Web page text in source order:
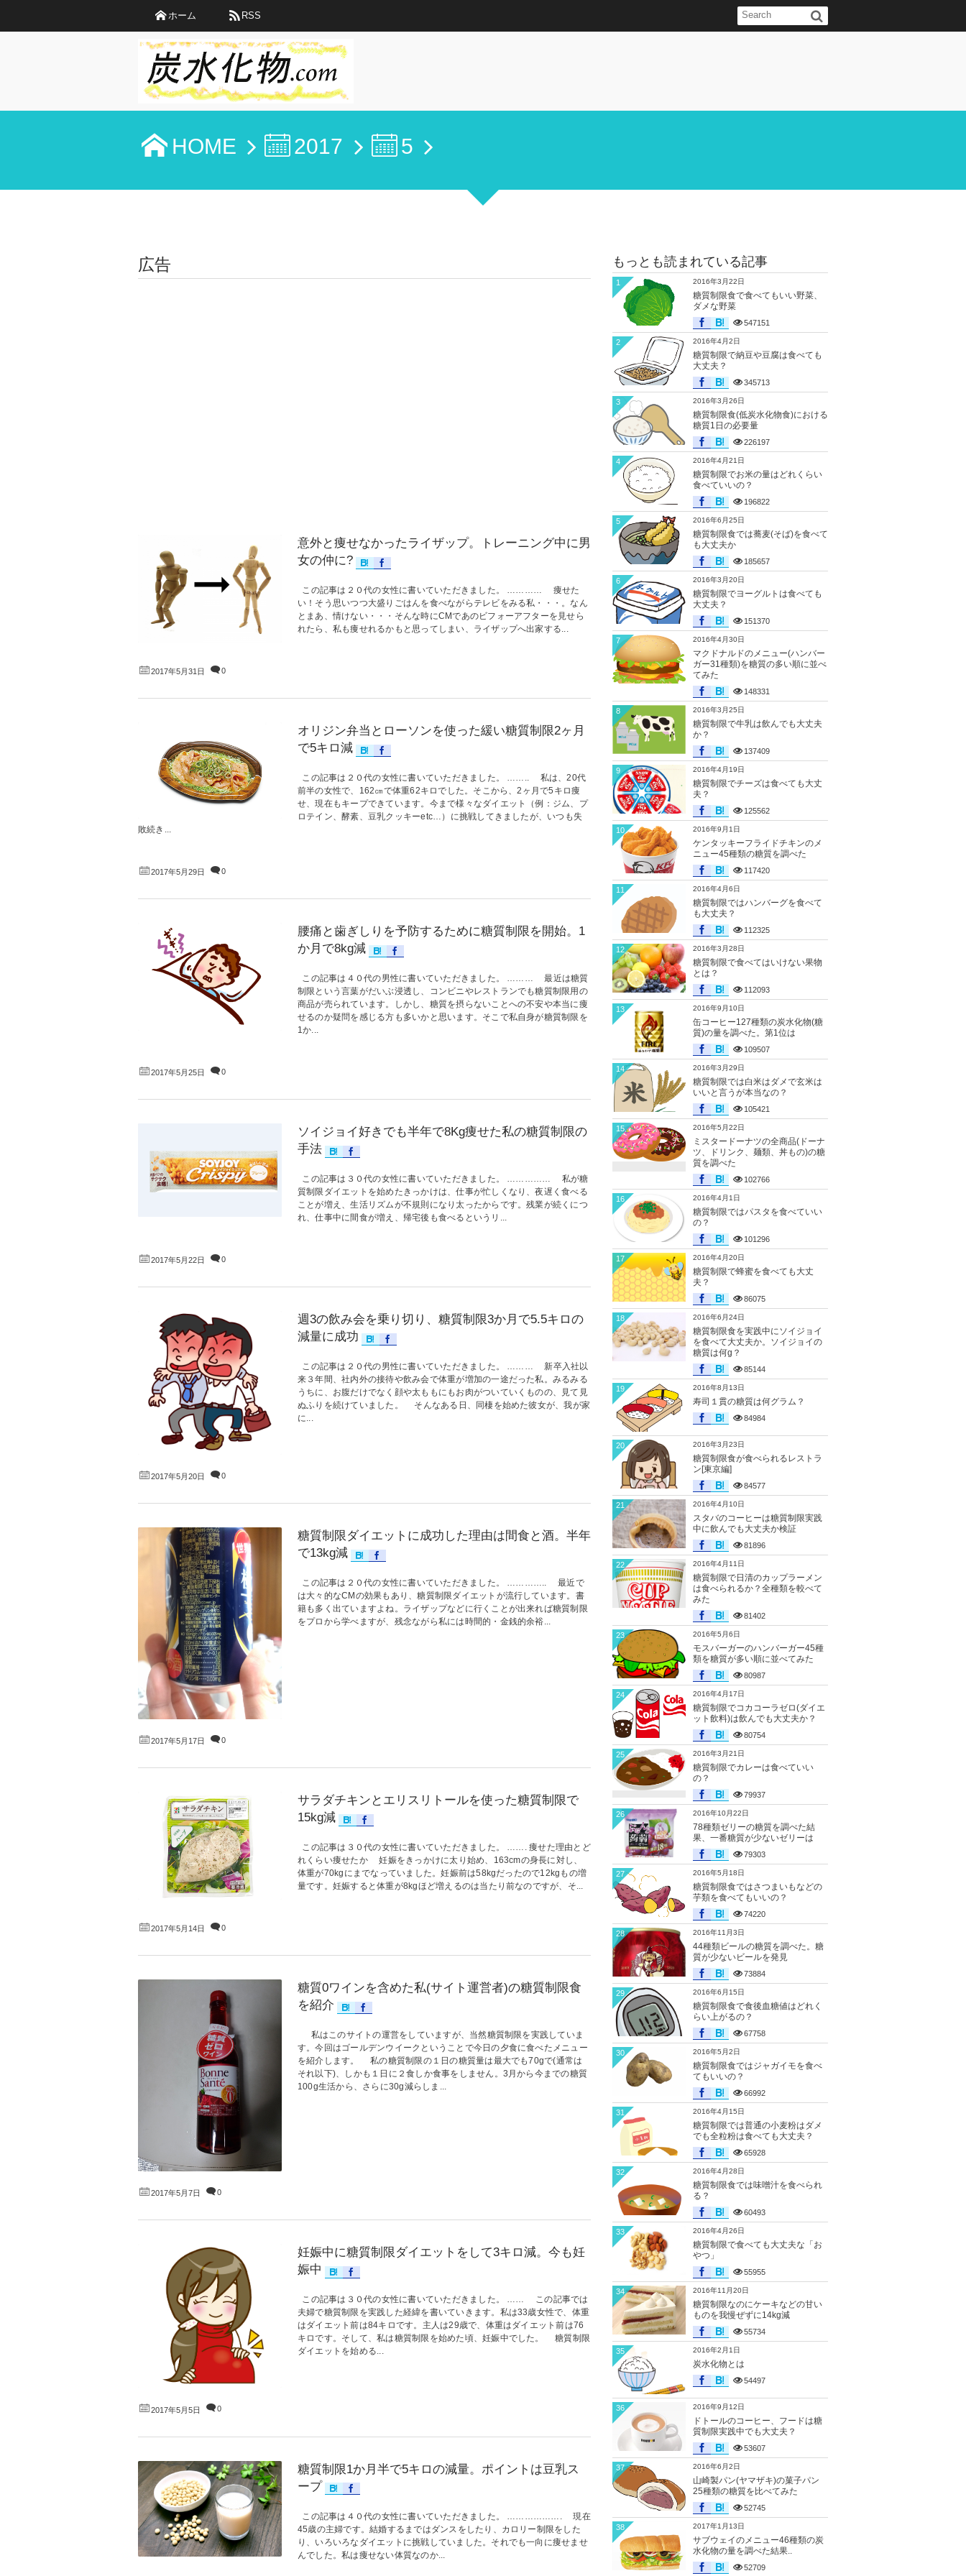
ホーム RSS
HOME 2017 5
広告
意外と痩せなかったライザップ。トレーニング中に男
女の仲に?
この記事は２０代の女性に書いていただきました。 ………… 痩せた
い！そう思いつつ大盛りごはんを食べながらテレビをみる私・・・。なん
とまあ、情けない・・・そんな時にCMであのビフォーアフターを見せら
れたら、私も痩せれるかもと思ってしまい、ライザップへ出家する...
2017年5月31日 0
オリジン弁当とローソンを使った緩い糖質制限2ヶ月
で5キロ減
この記事は２０代の女性に書いていただきました。 …….. 私は、20代
前半の女性で、162㎝で体重62キロでした。そこから、2ヶ月で5キロ痩
せ、現在もキープできています。今まで様々なダイエット（例：ジム、プ
ロテイン、酵素、豆乳クッキーetc…）に挑戦してきましたが、いつも失
敗続き...
2017年5月29日 0
腰痛と歯ぎしりを予防するために糖質制限を開始。1
か月で8kg減
この記事は４０代の男性に書いていただきました。 ……… 最近は糖質
制限という言葉がだいぶ浸透し、コンビニやレストランでも糖質制限用の
商品が売られています。しかし、糖質を摂らないことへの不安や本当に痩
せるのか疑問を感じる方も多いかと思います。そこで私自身が糖質制限を
1か...
2017年5月25日 0
ソイジョイ好きでも半年で8Kg痩せた私の糖質制限の
手法
この記事は３０代の女性に書いていただきました。 …………… 私が糖
質制限ダイエットを始めたきっかけは、仕事が忙しくなり、夜遅く食べる
ことが増え、生活リズムが不規則になり太ったからです。残業が続くにつ
れ、仕事中に間食が増え、帰宅後も食べるというリ...
2017年5月22日 0
週3の飲み会を乗り切り、糖質制限3か月で5.5キロの
減量に成功
この記事は２０代の男性に書いていただきました。 ……… 新卒入社以
来３年間、社内外の接待や飲み会で体重が増加の一途だった私。みるみる
うちに、お腹だけでなく顔や太ももにもお肉がついていくものの、見て見
ぬふりを続けていました。 そんなある日、同棲を始めた彼女が、我が家
に...
2017年5月20日 0
糖質制限ダイエットに成功した理由は間食と酒。半年
で13kg減
この記事は２０代の女性に書いていただきました。 ………….. 最近で
は大々的なCMの効果もあり、糖質制限ダイエットが流行しています。書
籍も多く出ていますよね。ライザップなどに行くことが出来れば糖質制限
をプロから学べますが、残念ながら私には時間的・金銭的余裕...
2017年5月17日 0
サラダチキンとエリスリトールを使った糖質制限で
15kg減
この記事は３０代の女性に書いていただきました。 ……. 痩せた理由とど
れくらい痩せたか 妊娠をきっかけに太り始め、163cmの身長に対し、
体重が70kgにまでなっていました。妊娠前は58kgだったので12kgもの増
量です。妊娠すると体重が8kgほど増えるのは当たり前なのですが、そ...
2017年5月14日 0
糖質0ワインを含めた私(サイト運営者)の糖質制限食
を紹介
私はこのサイトの運営をしていますが、当然糖質制限を実践していま
す。今回はゴールデンウイークということで今日の夕食に食べたメニュー
を紹介します。 私の糖質制限の１日の糖質量は最大でも70gで(通常は
それ以下)、しかも１日に２食しか食事をしません。3月から今までの糖質
100g生活から、さらに30g減らしま...
2017年5月7日 0
妊娠中に糖質制限ダイエットをして3キロ減。今も妊
娠中
この記事は３０代の女性に書いていただきました。 …… この記事では
夫婦で糖質制限を実践した経緯を書いていきます。私は33歳女性で、体重
はダイエット前は84キロです。主人は29歳で、体重はダイエット前は76
キロです。そして、私は糖質制限を始めた頃、妊娠中でした。 糖質制限
ダイエットを始める...
2017年5月5日 0
糖質制限1か月半で5キロの減量。ポイントは豆乳ス
ープ
この記事は４０代の女性に書いていただきました。 ………………. 現在
45歳の主婦です。結婚するまではダンスをしたり、カロリー制限をした
り、いろいろなダイエットに挑戦していました。それでも一向に痩せませ
んでした。私は痩せない体質なのか...
もっとも読まれている記事
2016年3月22日
糖質制限食で食べてもいい野菜、
ダメな野菜
547151
1
2016年4月2日
糖質制限で納豆や豆腐は食べても
大丈夫？
345713
2
2016年3月26日
糖質制限食(低炭水化物食)における
糖質1日の必要量
226197
3
2016年4月21日
糖質制限でお米の量はどれくらい
食べていいの？
196822
4
2016年6月25日
糖質制限食では蕎麦(そば)を食べて
も大丈夫か
185657
5
2016年3月20日
糖質制限でヨーグルトは食べても
大丈夫？
151370
6
2016年4月30日
マクドナルドのメニュー(ハンバー
ガー31種類)を糖質の多い順に並べ
てみた
148331
7
2016年3月25日
糖質制限で牛乳は飲んでも大丈夫
か？
137409
8
2016年4月19日
糖質制限でチーズは食べても大丈
夫？
125562
9
2016年9月1日
ケンタッキーフライドチキンのメ
ニュー45種類の糖質を調べた
117420
10
2016年4月6日
糖質制限ではハンバーグを食べて
も大丈夫？
112325
11
2016年3月28日
糖質制限で食べてはいけない果物
とは？
112093
12
2016年9月10日
缶コーヒー127種類の炭水化物(糖
質)の量を調べた。第1位は
109507
13
2016年3月29日
糖質制限では白米はダメで玄米は
いいと言うが本当なの？
105421
14
2016年5月22日
ミスタードーナツの全商品(ドーナ
ツ、ドリンク、麺類、丼もの)の糖
質を調べた
102766
15
2016年4月1日
糖質制限ではパスタを食べていい
の？
101296
16
2016年4月20日
糖質制限で蜂蜜を食べても大丈
夫？
86075
17
2016年6月24日
糖質制限食を実践中にソイジョイ
を食べて大丈夫か。ソイジョイの
糖質は何g？
85144
18
2016年8月13日
寿司１貫の糖質は何グラム？
84984
19
2016年3月23日
糖質制限食が食べられるレストラ
ン[東京編]
84577
20
2016年4月10日
スタバのコーヒーは糖質制限実践
中に飲んでも大丈夫か検証
81896
21
2016年4月11日
糖質制限で日清のカップラーメン
は食べられるか？全種類を較べて
みた
81402
22
2016年5月6日
モスバーガーのハンバーガー45種
類を糖質が多い順に並べてみた
80987
23
2016年4月17日
糖質制限でコカコーラゼロ(ダイエ
ット飲料)は飲んでも大丈夫か？
80754
24
2016年3月21日
糖質制限でカレーは食べていい
の？
79937
25
2016年10月22日
78種類ゼリーの糖質を調べた結
果、一番糖質が少ないゼリーは
79303
26
2016年5月18日
糖質制限食ではさつまいもなどの
芋類を食べてもいいの？
74220
27
2016年11月3日
44種類ビールの糖質を調べた。糖
質が少ないビールを発見
73884
28
2016年6月15日
糖質制限食で食後血糖値はどれく
らい上がるの？
67758
29
2016年5月2日
糖質制限食ではジャガイモを食べ
てもいいの？
66992
30
2016年4月15日
糖質制限では普通の小麦粉はダメ
でも全粒粉は食べても大丈夫？
65928
31
2016年4月28日
糖質制限食では味噌汁を食べられ
る？
60493
32
2016年4月26日
糖質制限で食べても大丈夫な「お
やつ」
55955
33
2016年11月20日
糖質制限なのにケーキなどの甘い
ものを我慢ぜずに14kg減
55734
34
2016年2月1日
炭水化物とは
54497
35
2016年9月12日
ドトールのコーヒー、フードは糖
質制限実践中でも大丈夫？
53607
36
2016年6月2日
山崎製パン(ヤマザキ)の菓子パン
25種類の糖質を比べてみた
52745
37
2017年1月13日
サブウェイのメニュー46種類の炭
水化物の量を調べた結果..
52709
38